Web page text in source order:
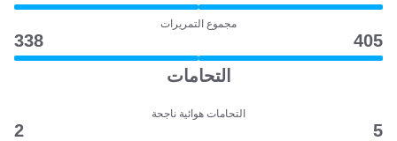
مجموع التمريرات
405
338
التحامات
التحامات هوائية ناجحة
5
2